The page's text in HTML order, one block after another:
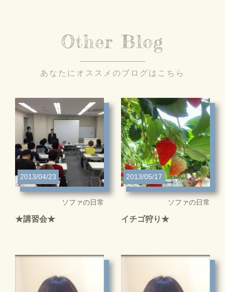
Other Blog
あなたにオススメのブログはこちら
2013/04/23
ソファの日常
★講習会★
2013/05/17
ソファの日常
イチゴ狩り★